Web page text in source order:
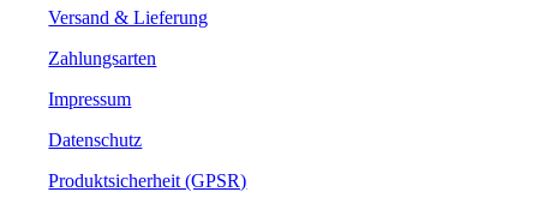
Versand & Lieferung
Zahlungsarten
Impressum
Datenschutz
Produktsicherheit (GPSR)